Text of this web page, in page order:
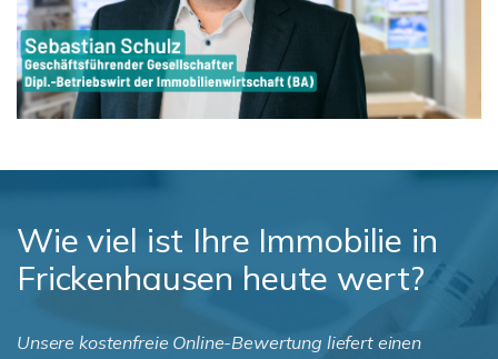
Wie viel ist Ihre Immobilie in
Frickenhausen heute wert?
Unsere kostenfreie Online-Bewertung liefert einen